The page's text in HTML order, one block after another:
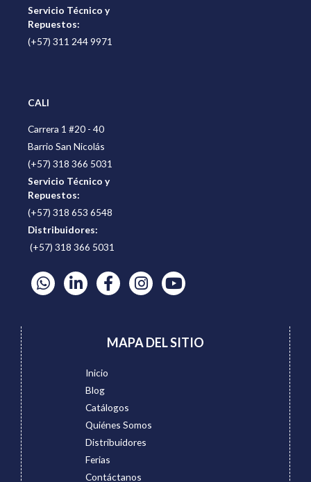
Servicio Técnico y
Repuestos:
(+57) 311 244 9971
CALI
Carrera 1 #20 - 40
Barrio San Nicolás
(+57) 318 366 5031
Servicio Técnico y
Repuestos:
(+57) 318 653 6548
Distribuidores:
(+57) 318 366 5031
MAPA DEL SITIO
Inicio
Blog
Catálogos
Quiénes Somos
Distribuidores
Ferias
Contáctanos